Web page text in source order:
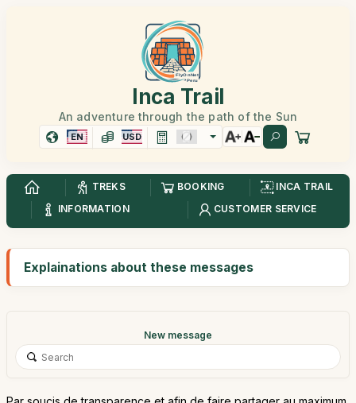
Inca Trail
An adventure through the path of the Sun
EN USD
TREKS BOOKING
INCA TRAIL
INFORMATION
CUSTOMER SERVICE
Explainations about these messages
New message